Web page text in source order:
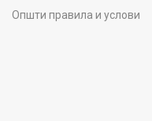
Општи правила и услови